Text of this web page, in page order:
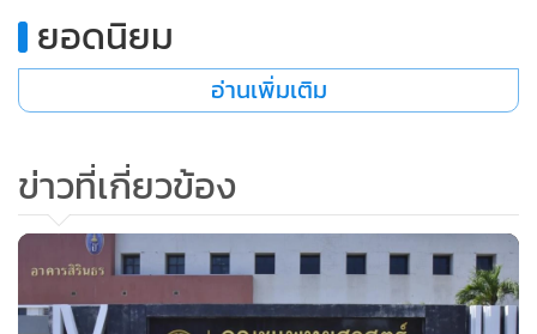
โครงการ"CPF ส่งอาหารจากใจ ร่วมต้านภัยโควิด-19"
ต่อเนื่อง ตามนโยบายของประธานอาวุโส ธนินท์ เจียรวนนท์ ภาย
ใต้โครงการ "ซีพีร้อยเรียงใจ สู้ภัยโควิด-19" จากวันแรก... ถึงวันนี้
ซีพีเอฟได้มอบอาหารพร้อมรับประทานหลายล้านแพก รวมถึง
น้ำดื่มและเครื่องดื่มเพื่อสุขภาพหลายล้านขวด ตลอดจนวัตถุดิบ
ยอดนิยม
อ่านเพิ่มเติม
ข่าวที่เกี่ยวข้อง